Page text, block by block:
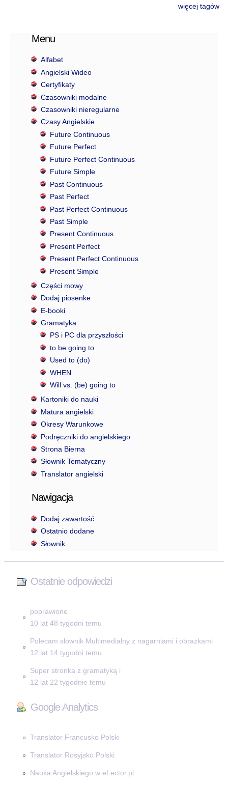
więcej tagów
Menu
Alfabet
Angielski Wideo
Certyfikaty
Czasowniki modalne
Czasowniki nieregularne
Czasy Angielskie
Future Continuous
Future Perfect
Future Perfect Continuous
Future Simple
Past Continuous
Past Perfect
Past Perfect Continuous
Past Simple
Present Continuous
Present Perfect
Present Perfect Continuous
Present Simple
Części mowy
Dodaj piosenke
E-booki
Gramatyka
PS i PC dla przyszłości
to be going to
Used to (do)
WHEN
Will vs. (be) going to
Kartoniki do nauki
Matura angielski
Okresy Warunkowe
Podręczniki do angielskiego
Strona Bierna
Słownik Tematyczny
Translator angielski
Nawigacja
Dodaj zawartość
Ostatnio dodane
Słownik
Ostatnie odpowiedzi
poprawione
10 lat 48 tygodni temu
Polecam słownik Multimedialny z nagarniami i obrazkami
12 lat 14 tygodni temu
Super stronka z gramatyką i
12 lat 22 tygodnie temu
Google Analytics
Translator Francusko Polski
Translator Rosyjsko Polski
Nauka Angielskiego w eLector.pl